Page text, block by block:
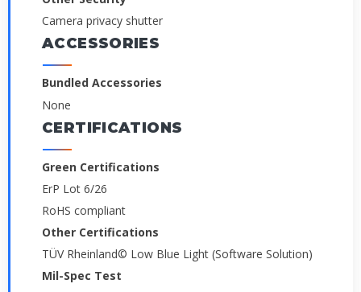
Camera privacy shutter
ACCESSORIES
Bundled Accessories
None
CERTIFICATIONS
Green Certifications
ErP Lot 6/26
RoHS compliant
Other Certifications
TÜV Rheinland© Low Blue Light (Software Solution)
Mil-Spec Test